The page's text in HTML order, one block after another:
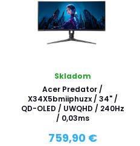
Skladom
Acer Predator /
X34X5bmiiphuzx / 34" /
QD-OLED / UWQHD / 240Hz
/ 0,03ms
759,90 €